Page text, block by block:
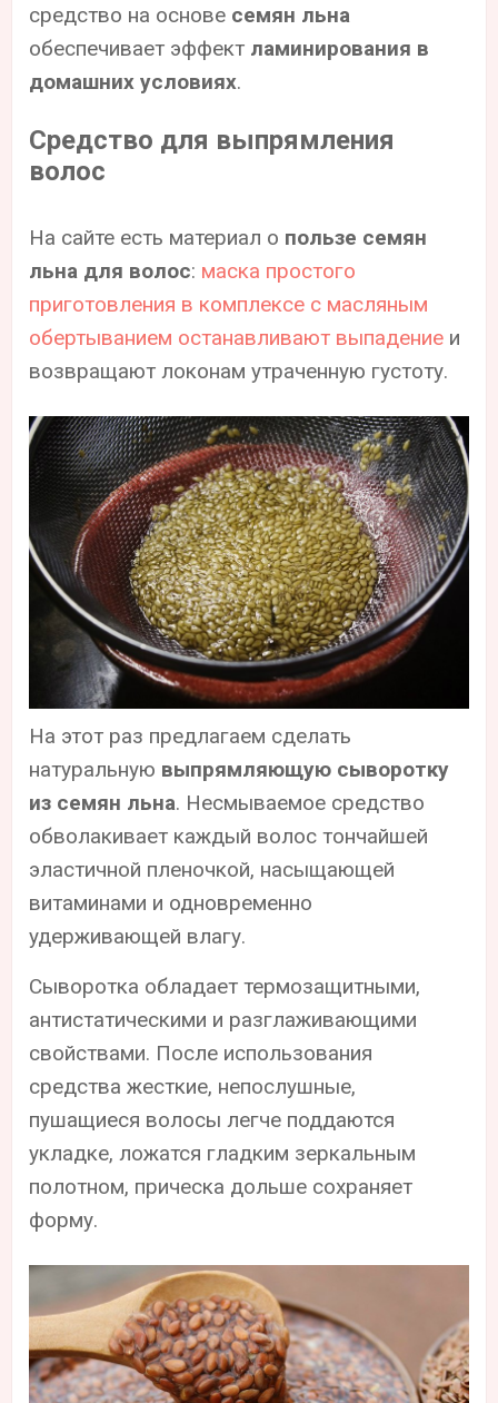
средство на основе семян льна
обеспечивает эффект ламинирования в
домашних условиях.
Средство для выпрямления
волос
На сайте есть материал о пользе семян
льна для волос: маска простого
приготовления в комплексе с масляным
обертыванием останавливают выпадение и
возвращают локонам утраченную густоту.
На этот раз предлагаем сделать
натуральную выпрямляющую сыворотку
из семян льна. Несмываемое средство
обволакивает каждый волос тончайшей
эластичной пленочкой, насыщающей
витаминами и одновременно
удерживающей влагу.
Сыворотка обладает термозащитными,
антистатическими и разглаживающими
свойствами. После использования
средства жесткие, непослушные,
пушащиеся волосы легче поддаются
укладке, ложатся гладким зеркальным
полотном, прическа дольше сохраняет
форму.